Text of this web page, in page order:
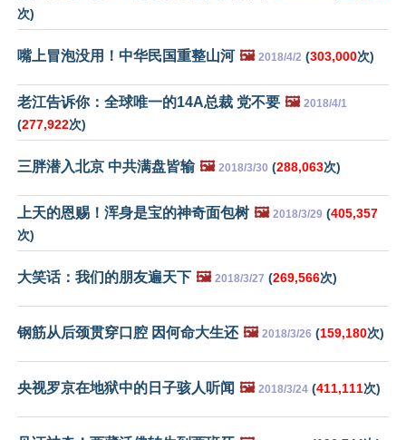
次)
嘴上冒泡没用！中华民国重整山河 🖼️ 2018/4/2 (303,000次)
老江告诉你：全球唯一的14A总裁 党不要 🖼️ 2018/4/1
(277,922次)
三胖潜入北京 中共满盘皆输 🖼️ 2018/3/30 (288,063次)
上天的恩赐！浑身是宝的神奇面包树 🖼️ 2018/3/29 (405,357
次)
大笑话：我们的朋友遍天下 🖼️ 2018/3/27 (269,566次)
钢筋从后颈贯穿口腔 因何命大生还 🖼️ 2018/3/26 (159,180次)
央视罗京在地狱中的日子骇人听闻 🖼️ 2018/3/24 (411,111次)